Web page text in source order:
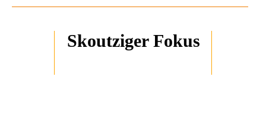
Skoutziger Fokus